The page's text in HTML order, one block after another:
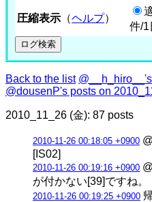
圧縮表示 （ヘルプ）
件/1
Back to the list
@dousenP's posts on
2010_11_26 (金): 87 posts
2010-11-26 00:18:05 +0900
[IS02]
2010-11-26 00:19:16 +0900
が付かない[39]ですね。
2010-11-26 00:19:25 +0900